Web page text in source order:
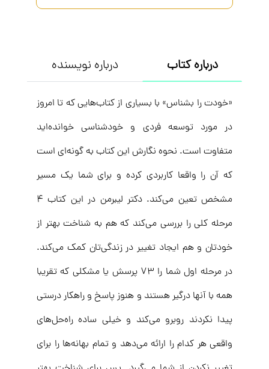
درباره کتاب درباره نویسنده
«خودت را بشناس» با بسیاری از کتاب‌هایی که تا امروز
در مورد توسعه فردی و خودشناسی خوانده‌اید
متفاوت است. نحوه نگارش این کتاب به گونه‌ای است
که آن را واقعا کاربردی کرده و برای شما یک مسیر
مشخص تعین می‌کند. دکتر لیبرمن در این کتاب ۴
مرحله کلی را بررسی می‌کند که هم به شناخت بهتر از
خودتان و هم ایجاد تغییر در زندگی‌تان کمک می‌کند.
در مرحله اول شما را ۷۳ پرسش یا مشکلی که تقریبا
همه با آنها درگیر هستند و هنوز پاسخ و راهکار درستی
پیدا نکردند روبرو می‌کند و خیلی ساده راه‌حل‌های
واقعی هر کدام را ارائه می‌دهد و تمام بهانه‌ها را برای